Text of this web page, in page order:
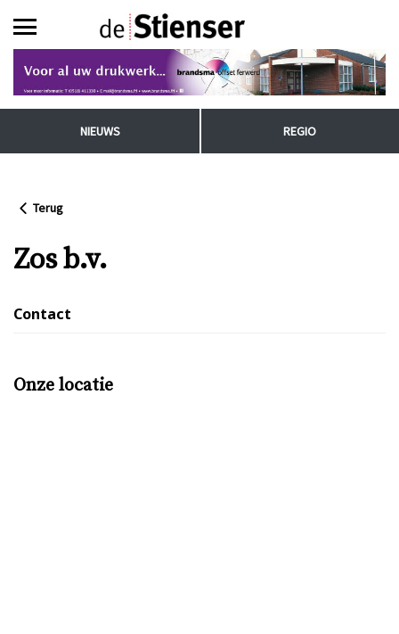
NIEUWS REGIO
Terug
Zos b.v.
Contact
Onze locatie